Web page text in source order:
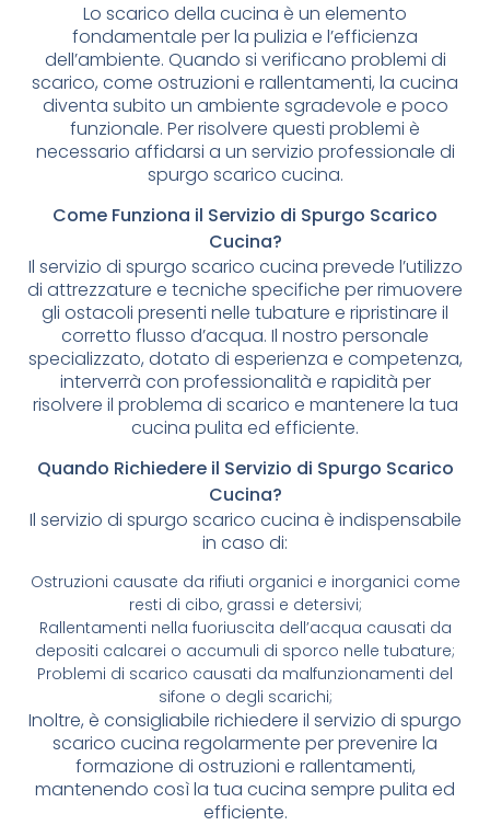
Lo scarico della cucina è un elemento
fondamentale per la pulizia e l’efficienza
dell’ambiente. Quando si verificano problemi di
scarico, come ostruzioni e rallentamenti, la cucina
diventa subito un ambiente sgradevole e poco
funzionale. Per risolvere questi problemi è
necessario affidarsi a un servizio professionale di
spurgo scarico cucina.
Come Funziona il Servizio di Spurgo Scarico
Cucina?
Il servizio di spurgo scarico cucina prevede l’utilizzo
di attrezzature e tecniche specifiche per rimuovere
gli ostacoli presenti nelle tubature e ripristinare il
corretto flusso d’acqua. Il nostro personale
specializzato, dotato di esperienza e competenza,
interverrà con professionalità e rapidità per
risolvere il problema di scarico e mantenere la tua
cucina pulita ed efficiente.
Quando Richiedere il Servizio di Spurgo Scarico
Cucina?
Il servizio di spurgo scarico cucina è indispensabile
in caso di:
Ostruzioni causate da rifiuti organici e inorganici come
resti di cibo, grassi e detersivi;
Rallentamenti nella fuoriuscita dell’acqua causati da
depositi calcarei o accumuli di sporco nelle tubature;
Problemi di scarico causati da malfunzionamenti del
sifone o degli scarichi;
Inoltre, è consigliabile richiedere il servizio di spurgo
scarico cucina regolarmente per prevenire la
formazione di ostruzioni e rallentamenti,
mantenendo così la tua cucina sempre pulita ed
efficiente.